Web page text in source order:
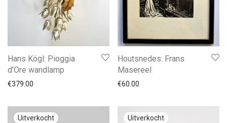
Hans Kögl: Pioggia
d’Ore wandlamp
€379.00
Houtsnedes: Frans
Masereel
€60.00